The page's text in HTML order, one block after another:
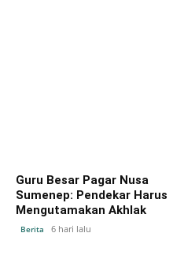
Guru Besar Pagar Nusa
Sumenep: Pendekar Harus
Mengutamakan Akhlak
Berita 6 hari lalu